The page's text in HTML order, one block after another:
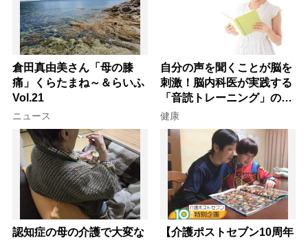
倉田真由美さん「母の膝
痛」くらたまね～＆らいふ
Vol.21
ニュース
自分の声を聞くことが脳を
刺激！脳内科医が実践する
「音読トレーニング」の極
意
健康
認知症の母の介護で大変な
【介護ポストセブン10周年